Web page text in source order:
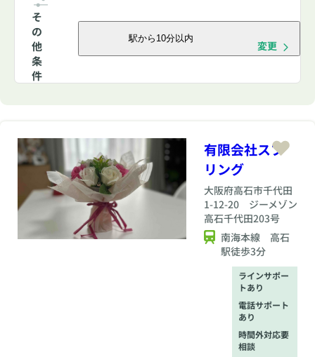
そ
の
他
条
件
駅から10分以内
変更
有限会社スプ
リング
大阪府高石市千代田
1-12-20 ジーメゾン
高石千代田203号
南海本線 高石
駅徒歩3分
ラインサポー
トあり
電話サポート
あり
時間外対応要
相談